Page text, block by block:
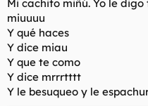
:
Mi cachito miñú. Yo le
miuuuu
Y qué haces
Y dice miau
Y que te como
Y dice mrrrtttt
Y le besuqueo y le